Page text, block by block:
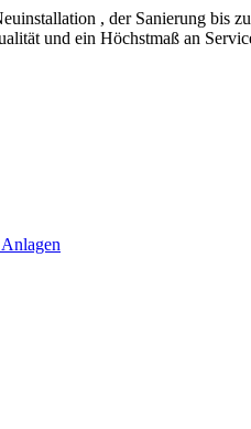
, der Sanierung bis
und ein Höchstmaß an